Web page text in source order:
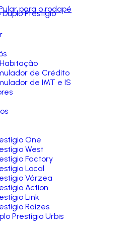
para o rodapé
de Crédito
de IMT e IS
One
West
Factory
Local
Várzea
Action
Link
Raízes
Prestígio Urbis